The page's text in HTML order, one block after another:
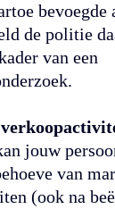
de politie
van een
jouw
van
(ook na